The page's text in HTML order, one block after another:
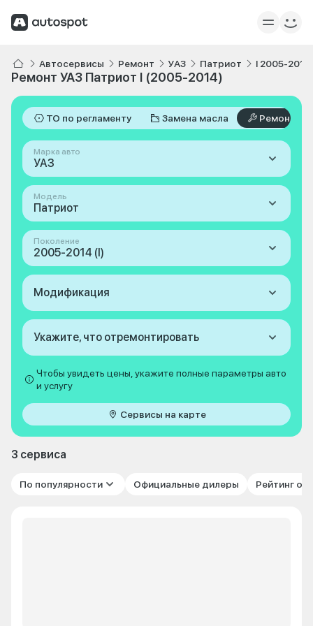
Автосервисы Ремонт УАЗ Патриот I 2005-2014
Ремонт УАЗ Патриот I (2005-2014)
ТО по регламенту Замена масла Ремонт
Марка авто
УАЗ
Модель
Патриот
Поколение
2005-2014 (I)
Модификация
Укажите, что отремонтировать
Чтобы увидеть цены, укажите полные параметры авто
и услугу
Сервисы на карте
3 сервиса
По популярности Официальные дилеры Рейтинг